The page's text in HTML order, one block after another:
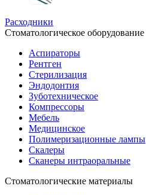
Расходники
Стоматологическое оборудование
Аспираторы
Рентген
Стерилизация
Эндодонтия
Зуботехническое
Компрессоры
Мебель
Медицинское
Полимеризационные лампы
Скалеры
Сканеры интраоральные
Стоматологические материалы